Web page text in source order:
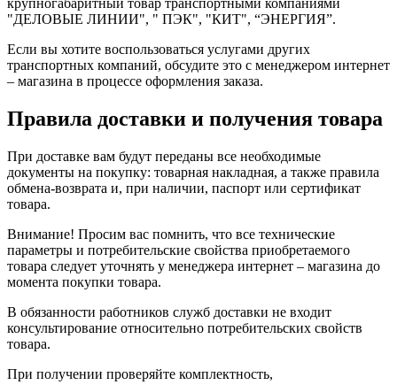
"ДЕЛОВЫЕ ЛИНИИ", " ПЭК", "КИТ", “ЭНЕРГИЯ”.
Если вы хотите воспользоваться услугами других
транспортных компаний, обсудите это с менеджером интернет
– магазина в процессе оформления заказа.
Правила доставки и получения товара
При доставке вам будут переданы все необходимые
документы на покупку: товарная накладная, а также правила
обмена-возврата и, при наличии, паспорт или сертификат
товара.
Внимание! Просим вас помнить, что все технические
параметры и потребительские свойства приобретаемого
товара следует уточнять у менеджера интернет – магазина до
момента покупки товара.
В обязанности работников служб доставки не входит
консультирование относительно потребительских свойств
товара.
При получении проверяйте комплектность,